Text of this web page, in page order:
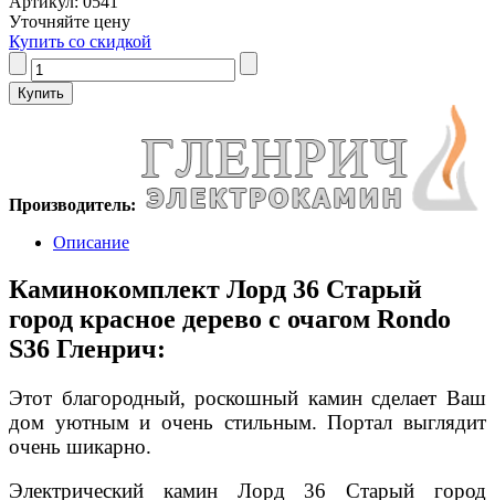
Уточняйте цену
Купить со скидкой
Производитель:
Описание
Каминокомплект Лорд 36 Старый
город красное дерево с очагом Rondo
S36 Гленрич:
Этот благородный, роскошный камин сделает Ваш
дом уютным и очень стильным. Портал выглядит
очень шикарно.
Электрический камин Лорд 36 Старый город